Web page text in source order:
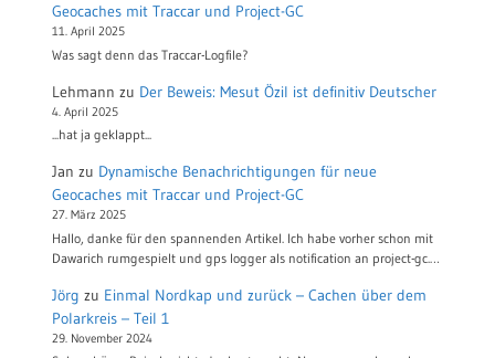
Geocaches mit Traccar und Project-GC
11. April 2025
Was sagt denn das Traccar-Logfile?
Lehmann zu Der Beweis: Mesut Özil ist definitiv Deutscher
4. April 2025
...hat ja geklappt...
Jan zu Dynamische Benachrichtigungen für neue
Geocaches mit Traccar und Project-GC
27. März 2025
Hallo, danke für den spannenden Artikel. Ich habe vorher schon mit
Dawarich rumgespielt und gps logger als notification an project-gc.…
Jörg zu Einmal Nordkap und zurück – Cachen über dem
Polarkreis – Teil 1
29. November 2024